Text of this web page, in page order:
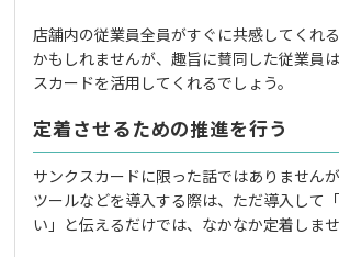
店舗内の従業員全員がすぐに共感してくれ
かもしれませんが、趣旨に賛同した従業員
スカードを活用してくれるでしょう。
定着させるための推進を行う
サンクスカードに限った話ではありません
ツールなどを導入する際は、ただ導入して
い」と伝えるだけでは、なかなか定着しませ